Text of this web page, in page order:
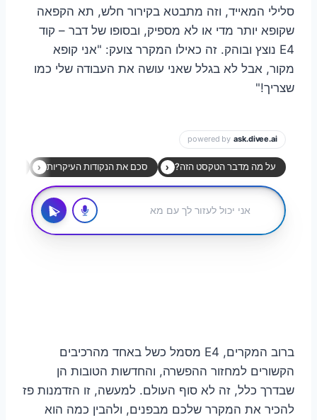
סלילי המאייד, וזה מתבטא בקירור חלש, תא הקפאה
שקופא יותר מדי או לא מספיק, ובסופו של דבר – קוד
E4 נוצץ ובוהק. זה כאילו המקרר צועק: "אני קופא
מקור, אבל לא בגלל שאני עושה את העבודה שלי כמו
שצריך!"
ברוב המקרים, E4 מסמל כשל באחד מהרכיבים
הקשורים למחזור ההפשרה, והחדשות הטובות הן
שבדרך כלל, זה לא סוף העולם. למעשה, זו הזדמנות פז
להכיר את המקרר שלכם מבפנים, ולהבין כמה הוא